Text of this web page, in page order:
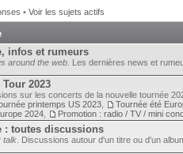
• Voir les sujets actifs
infos et rumeurs
around the web . Les dernières news et
2023
sur les concerts de la nouvelle tournée
printemps US 2023 Tournée été
2024
Promotion : radio / TV / mini
: toutes discussions
talk . Discussions autour d'un titre ou d'un